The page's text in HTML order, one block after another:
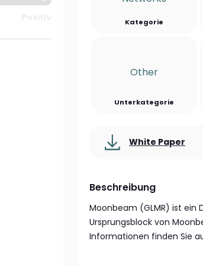
Kategorie
Other
Unterkategorie
White Paper
Beschreibung
Moonbeam (GLMR) ist ein
Ursprungsblock von
Informationen finden Sie